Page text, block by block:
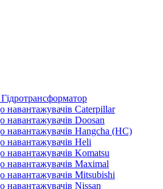
навантажувачів Caterpillar
навантажувачів Doosan
навантажувачів Hangcha (HC)
навантажувачів Heli
навантажувачів Komatsu
навантажувачів Maximal
навантажувачів Mitsubishi
навантажувачів Nissan